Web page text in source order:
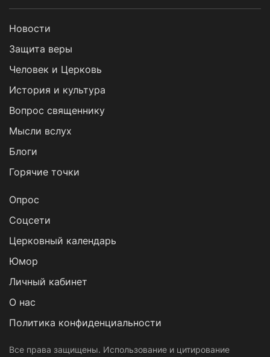
Новости
Защита веры
Человек и Церковь
История и культура
Вопрос священнику
Мысли вслух
Блоги
Горячие точки
Опрос
Cоцсети
Церковный календарь
Юмор
Личный кабинет
О нас
Политика конфиденциальности
Все права защищены. Использование и цитирование